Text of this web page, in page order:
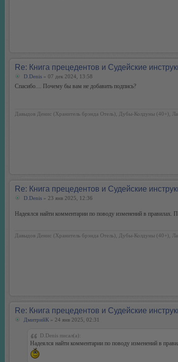
Re: Книга прецедентов и Судейские
D.Denis » 07 дек 2024, 13:58
Спасибо.... Почему бы вам не добавить подпись?
Давыдов Денис (Хранитель брэнда Отель), Дубы-Колдуны (40+),
Re: Книга прецедентов и Судейские
D.Denis » 23 янв 2025, 12:36
Надеялся найти комментарии по поводу изменений в
Давыдов Денис (Хранитель брэнда Отель), Дубы-Колдуны (40+),
Re: Книга прецедентов и Судейские
ДмитрийК » 24 янв 2025, 02:31
D.Denis писал(а):
Надеялся найти комментарии по поводу изменений в